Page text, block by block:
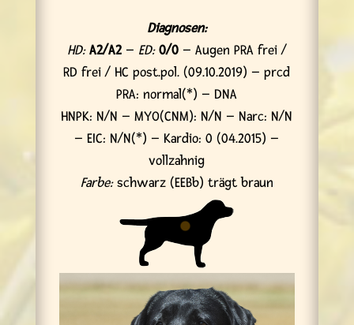
Diagnosen:
HD: A2/A2– ED: 0/0– Augen PRA frei /
RD frei / HC post.pol. (09.10.2019) – prcd
PRA: normal(*) – DNA
HNPK: N/N – MYO(CNM): N/N – Narc: N/N
– EIC: N/N(*) – Kardio: 0 (04.2015) –
vollzahnig
Farbe:schwarz (EEBb) trägt braun